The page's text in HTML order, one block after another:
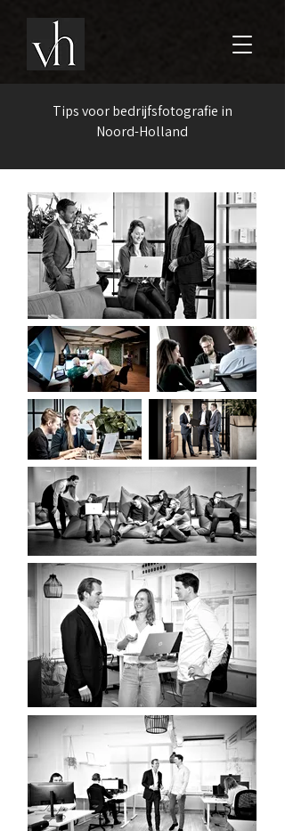
Tips voor bedrijfsfotografie in
Noord-Holland